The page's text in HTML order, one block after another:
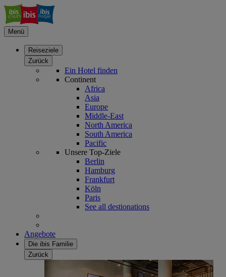
Menü
Reiseziele
Zurück
Ein Hotel finden
Continent
Africa
Asia
Europe
Middle-East
North America
South America
Pacific
Unsere Top-Ziele
Berlin
Hamburg
Frankfurt
Köln
Paris
See all destionations
Angebote
Die ibis Familie
Zurück